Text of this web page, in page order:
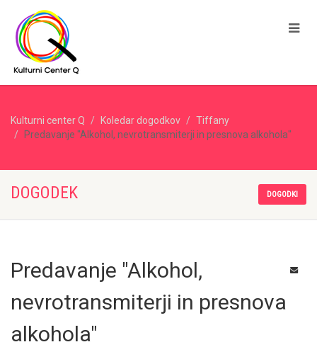
Kulturni center Q Koledar dogodkov
Tiffany
Predavanje "Alkohol, nevrotransmiterji in presnova alkohola"
DOGODEK DOGODKI
Predavanje "Alkohol,
nevrotransmiterji in presnova
alkohola"